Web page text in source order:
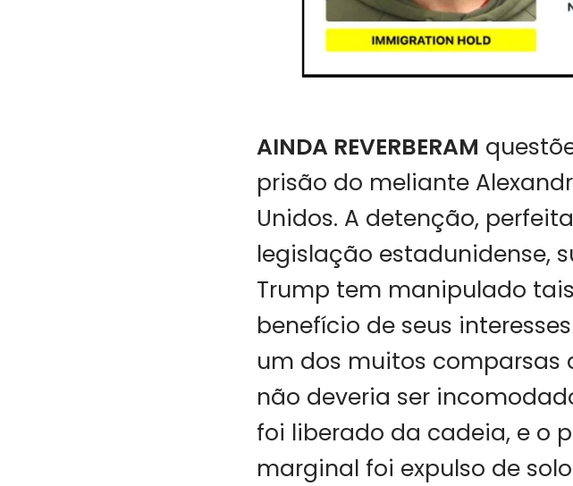
AINDA REVERBERAM
prisão do meliante
Unidos. A detenção,
legislação estadunidense,
Trump tem manipulado
benefício de seus
um dos muitos
não deveria ser
foi liberado da cadeia, e o
marginal foi expulso de